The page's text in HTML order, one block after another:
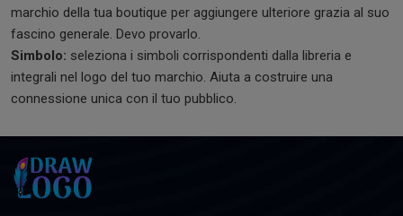
marchio della tua boutique per aggiungere ulteriore grazia al suo
fascino generale. Devo provarlo.
Simbolo: seleziona i simboli corrispondenti dalla libreria e
integrali nel logo del tuo marchio. Aiuta a costruire una
connessione unica con il tuo pubblico.